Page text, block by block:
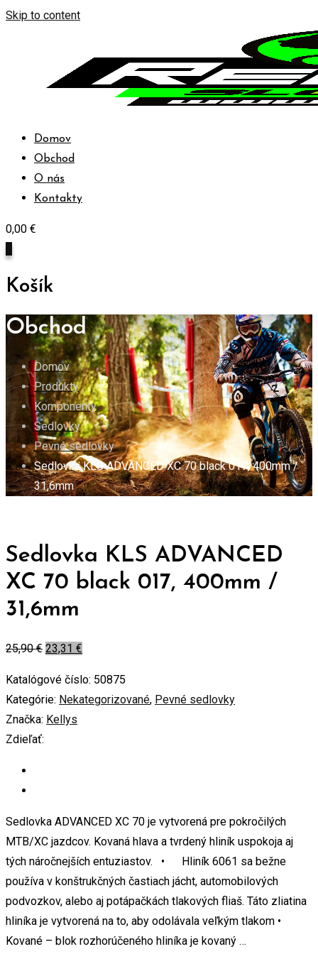
Skip to content
Domov
Obchod
O nás
Kontakty
0,00 €
Košík
Obchod
Domov
Produkty
Komponenty
Sedlovky
Pevné sedlovky
Sedlovka KLS ADVANCED XC 70 black 017, 400mm /
31,6mm
Sedlovka KLS ADVANCED
XC 70 black 017, 400mm /
31,6mm
25,90€ 23,31 €
Katalógové číslo: 50875
Kategórie: Nekategorizované, Pevné sedlovky
Značka: Kellys
Zdieľať:
Sedlovka ADVANCED XC 70 je vytvorená pre pokročilých
MTB/XC jazdcov. Kovaná hlava a tvrdený hliník uspokoja aj
tých náročnejších entuziastov. • Hliník 6061 sa bežne
používa v konštrukčných častiach jácht, automobilových
podvozkov, alebo aj potápačkách tlakových fliaš. Táto zliatina
hliníka je vytvorená na to, aby odolávala veľkým tlakom •
Kované – blok rozhorúčeného hliníka je kovaný …